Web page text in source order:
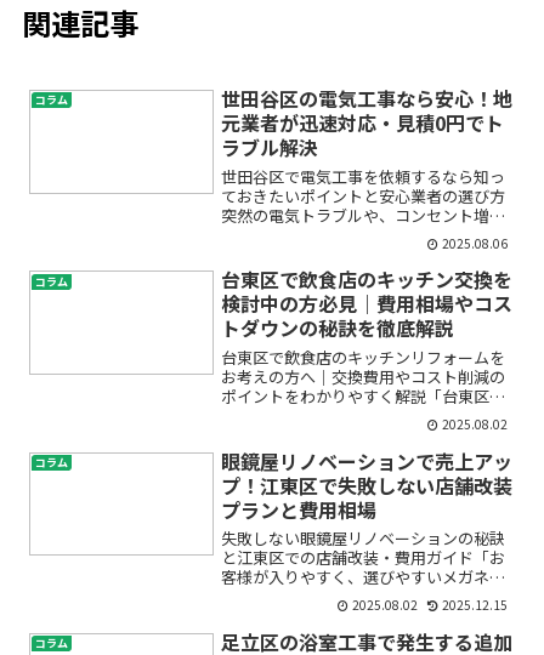
関連記事
コラム
世田谷区の電気工事なら安心！地
元業者が迅速対応・見積0円でト
ラブル解決
世田谷区で電気工事を依頼するなら知っ
ておきたいポイントと安心業者の選び方
突然の電気トラブルや、コンセント増
設・照明リフォームを検討しているもの
の、「費用はどのくらい？」「どこに頼
めばいいんだろう？」と不安に感じてい
ませんか。特に世田谷区にお...
2025.08.06
コラム
台東区で飲食店のキッチン交換を
検討中の方必見｜費用相場やコス
トダウンの秘訣を徹底解説
台東区で飲食店のキッチンリフォームを
お考えの方へ｜交換費用やコスト削減の
ポイントをわかりやすく解説「台東区で
飲食店のキッチンを交換したいけれど、
費用がどれくらいかかるのか不安…」
「見積もりをとっても、どこに注目すれ
ばいいのかわからない」「商...
2025.08.02
コラム
眼鏡屋リノベーションで売上アッ
プ！江東区で失敗しない店舗改装
プランと費用相場
失敗しない眼鏡屋リノベーションの秘訣
と江東区での店舗改装・費用ガイド「お
客様が入りやすく、選びやすいメガネシ
ョップにしたい」「お店の印象を変えて
売上を伸ばしたいけれど、どこから手を
付ければいいの？」「江東区で店舗リノ
2025.08.02 2025.12.15
コラム
足立区の浴室工事で発生する追加